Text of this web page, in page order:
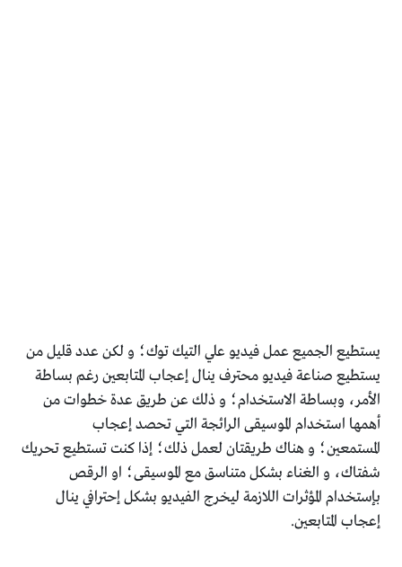
يستطيع الجميع عمل فيديو علي التيك توك؛ و لكن عدد قليل من
يستطيع صناعة فيديو محترف ينال إعجاب المتابعين رغم بساطة
الأمر، وبساطة الاستخدام؛ و ذلك عن طريق عدة خطوات من
أهمها استخدام الموسيقى الرائجة التي تحصد إعجاب
المستمعين؛ و هناك طريقتان لعمل ذلك؛ إذا كنت تستطيع تحريك
شفتاك، و الغناء بشكل متناسق مع الموسيقى؛ او الرقص
بإستخدام المؤثرات اللازمة ليخرج الفيديو بشكل إحترافي ينال
إعجاب المتابعين.